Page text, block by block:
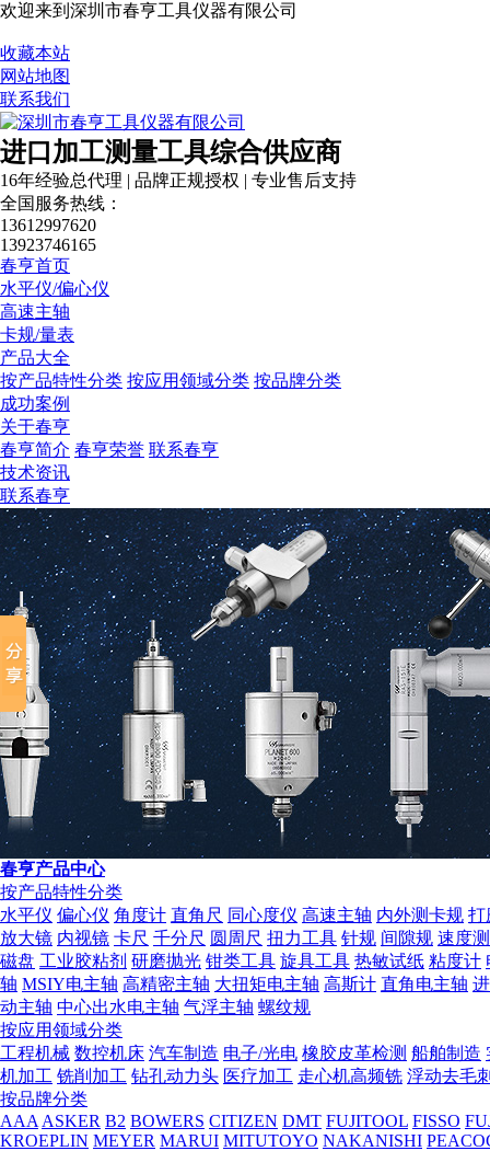
欢迎来到深圳市春亨工具仪器有限公司
收藏本站
网站地图
联系我们
进口加工测量工具综合供应商
16年经验总代理 | 品牌正规授权 | 专业售后支持
全国服务热线：
13612997620
13923746165
春亨首页
水平仪/偏心仪
高速主轴
卡规/量表
产品大全
按产品特性分类 按应用领域分类 按品牌分类
成功案例
关于春亨
春亨简介 春亨荣誉 联系春亨
技术资讯
联系春亨
春亨产品中心
按产品特性分类
水平仪 偏心仪 角度计 直角尺 同心度仪 高速主轴 内外测卡规 打
放大镜 内视镜 卡尺 千分尺 圆周尺 扭力工具 针规 间隙规 速度
磁盘 工业胶粘剂 研磨抛光 钳类工具 旋具工具 热敏试纸 粘度计
轴 MSIY电主轴 高精密主轴 大扭矩电主轴 高斯计 直角电主轴
动主轴 中心出水电主轴 气浮主轴 螺纹规
按应用领域分类
工程机械 数控机床 汽车制造 电子/光电 橡胶皮革检测 船舶制造
机加工 铣削加工 钻孔动力头 医疗加工 走心机高频铣 浮动去毛
按品牌分类
AAA ASKER B2 BOWERS CITIZEN DMT FUJITOOL FISSO
KROEPLIN MEYER MARUI MITUTOYO NAKANISHI
营业执照
组织机构代码证